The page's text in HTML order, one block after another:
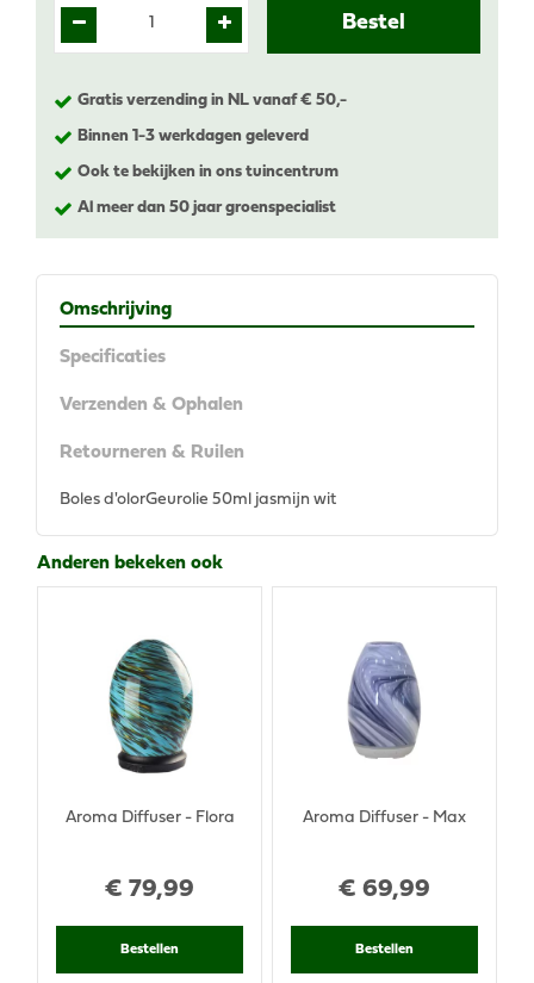
Gratis verzending in NL vanaf € 50,-
Binnen 1-3 werkdagen geleverd
Ook te bekijken in ons tuincentrum
Al meer dan 50 jaar groenspecialist
Omschrijving
Specificaties
Verzenden & Ophalen
Retourneren & Ruilen
Boles d'olorGeurolie 50ml jasmijn wit
Anderen bekeken ook
€ 79,99
Aroma Diffuser - Flora
Bestellen
€ 69,99
Aroma Diffuser - Max
Bestellen